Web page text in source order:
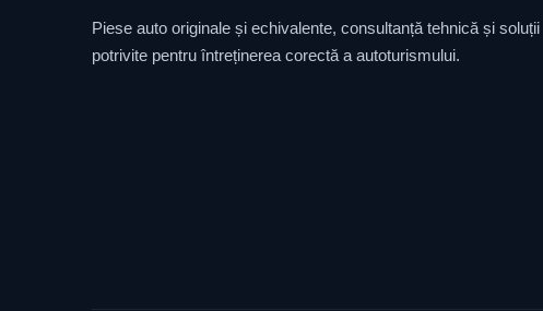
Piese auto originale și echivalente, consultanță tehnică și soluții
potrivite pentru întreținerea corectă a autoturismului.